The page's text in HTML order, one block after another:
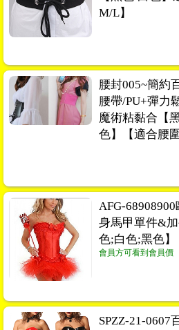
M/L】
腰封005~簡約
腰帶/PU+彈力
魔術粘黏合【
色】【適合腰
AFG-
身馬甲單件&
色;白色;黑色】
會員方可看到會員價
SPZZ-21-0607